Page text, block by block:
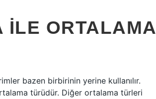
ILE ORTALAMA
bazen birbirinin yerine kullanılır.
türüdür. Diğer ortalama türleri